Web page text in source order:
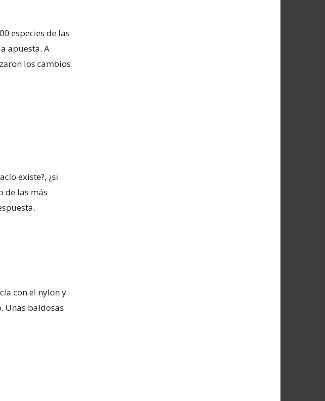
especies de las
apuesta. A
los cambios.
existe?, ¿si
de las más
con el nylon y
Unas baldosas